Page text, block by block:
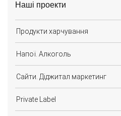
Наші проекти
Продукти харчування
Напої. Алкоголь
Сайти. Діджитал маркетинг
Private Label